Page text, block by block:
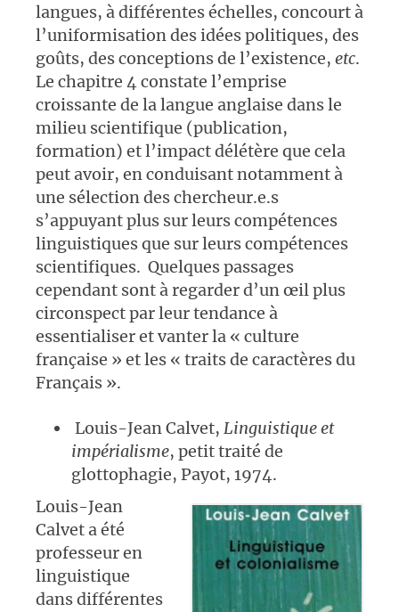
langues, à différentes échelles, concourt à
l’uniformisation des idées politiques, des
goûts, des conceptions de l’existence, etc.
Le chapitre 4 constate l’emprise
croissante de la langue anglaise dans le
milieu scientifique (publication,
formation) et l’impact délétère que cela
peut avoir, en conduisant notamment à
une sélection des chercheur.e.s
s’appuyant plus sur leurs compétences
linguistiques que sur leurs compétences
scientifiques. Quelques passages
cependant sont à regarder d’un œil plus
circonspect par leur tendance à
essentialiser et vanter la « culture
française » et les « traits de caractères du
Français ».
Louis-Jean Calvet, Linguistique et
impérialisme, petit traité de
glottophagie, Payot, 1974.
Louis-Jean
Calvet a été
professeur en
linguistique
dans différentes